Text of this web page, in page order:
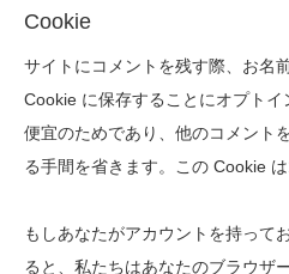
Cookie
サイトにコメントを残す際、お名
Cookie に保存することにオプト
便宜のためであり、他のコメント
る手間を省きます。この Cookie は
もしあなたがアカウントを持って
ると、私たちはあなたのブラウザ